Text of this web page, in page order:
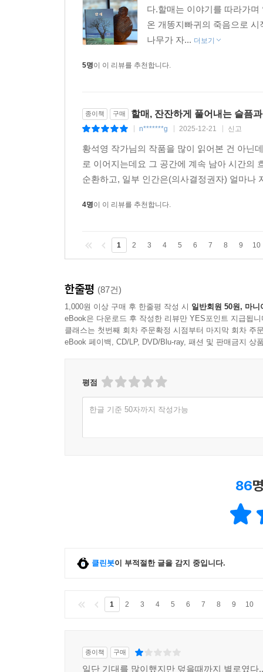
다.할매는 이야기를 따라가
온 개똥지빠귀의 죽음으로
나무가 자... 더보기
5명이 이 리뷰를 추천합니다.
종이책 구매 할매, 잔잔하게 풀어내는 슬픔
n*******g 2025-12-21 신고
황석영 작가님의 작품을 많이 읽어본 건 아닌
로 이어지는데요 그 공간에 계속 남아 시간의
순환하고, 일부 인간은(의사결정권자) 얼마나
4명이 이 리뷰를 추천합니다.
1 2 3 4 5 6 7 8 9 10
한줄평 (87건)
1,000원 이상 구매 후 한줄평 작성 시 일반회원 50원, 마니
eBook은 다운로드 후 작성한 리뷰만 YES포인트 지급됩니
클래스는 첫번째 회차 주문확정 시점부터 마지막 회차 주
eBook 페이백, CD/LP, DVD/Blu-ray, 패션 및 판매금지 상
평점
한글 기준 50자까지 작성가능
86
클린봇이 부적절한 글을 감지 중입니다.
1 2 3 4 5 6 7 8 9 10
종이책 구매
일단 기대를 많이했지만 덮을때까지 별로였다